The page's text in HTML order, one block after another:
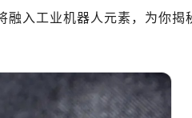
融入工业机器人元素，为你揭